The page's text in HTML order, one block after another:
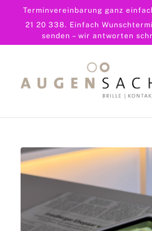
Terminvereinbarung ganz
21 20 338. Einfach
senden – wir antworten